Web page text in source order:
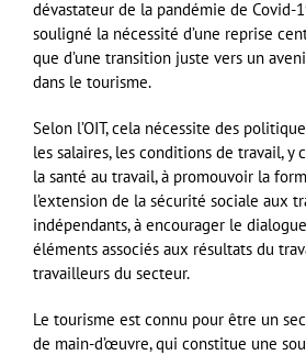
dévastateur de la pandémie de Covid-
souligné la nécessité d’une reprise
que d’une transition juste vers un
dans le tourisme.
Selon l’OIT, cela nécessite des
les salaires, les conditions de travail, y
la santé au travail, à promouvoir la
l’extension de la sécurité sociale aux
indépendants, à encourager le
éléments associés aux résultats du
travailleurs du secteur.
Le tourisme est connu pour être un
de main-d’œuvre, qui constitue une